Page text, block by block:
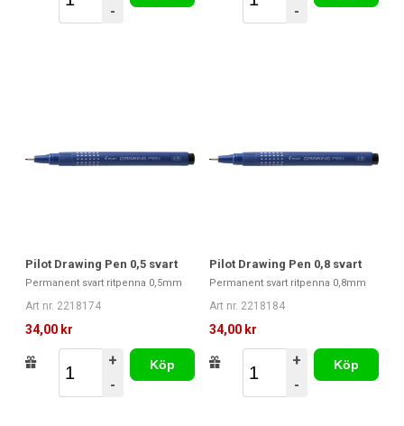
-
-
Pilot Drawing Pen 0,5 svart
Permanent svart ritpenna 0,5mm
Art nr. 2218174
34,00 kr
+
-
Köp
Pilot Drawing Pen 0,8 svart
Permanent svart ritpenna 0,8mm
Art nr. 2218184
34,00 kr
+
-
Köp